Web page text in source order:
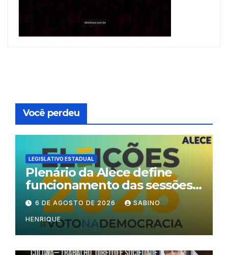
Você perdeu
LEGISLATIVO ESTADUAL
Plenário da Alece define
funcionamento das sessões
durante o período eleitoral
6 DE AGOSTO DE 2026 SABINO
HENRIQUE